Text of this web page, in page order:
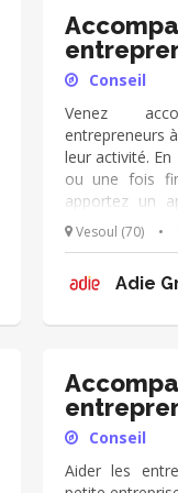
Conseil
Venez
entrepreneurs
leur activité.
ou une fois
apportez un
deviennent
chef
active et dans
Vesoul (70) •
Adie
Conseil
Aider les